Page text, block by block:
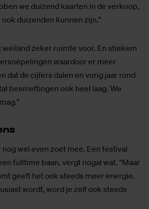
we duizend kaarten in de verkoop,
duizenden kunnen zijn.”
weiland zeker ruimte voor. En stiekem
waardoor er meer
dat de cijfers dalen en vorig jaar rond
besmettingen ook heel laag. We
wel even zoet mee. Een festival
fulltime baan, vergt nogal wat. “Maar
geeft het ook steeds meer energie.
wordt, word je zelf ook steeds